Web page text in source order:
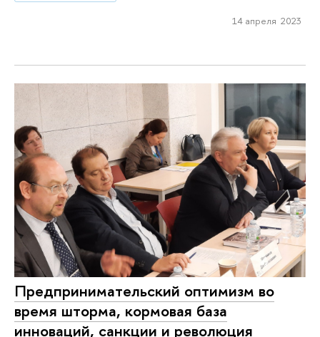
14 апреля 2023
Предпринимательский оптимизм во
время шторма, кормовая база
инноваций, санкции и революция